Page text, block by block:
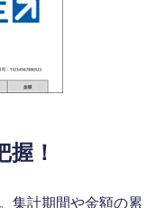
！
集計期間や金額の累